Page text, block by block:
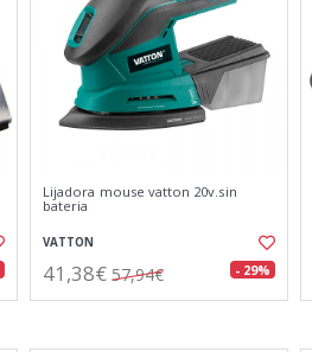
Lijadora mouse vatton 20v.sin
bateria
VATTON
41,38€ 57,94€ - 29%